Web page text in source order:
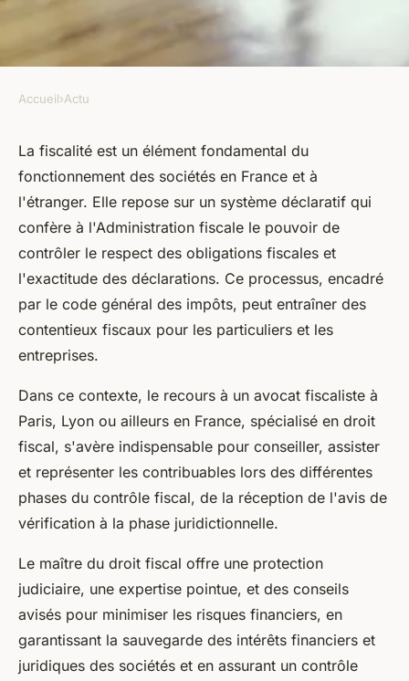
Avocat fiscaliste : rôle et
importance
armand• 8 mars 2024•8 min de lecture
Accueil›Actu
La fiscalité est un élément fondamental du
fonctionnement des sociétés en France et à
l'étranger. Elle repose sur un système déclaratif qui
confère à l'Administration fiscale le pouvoir de
contrôler le respect des obligations fiscales et
l'exactitude des déclarations. Ce processus, encadré
par le code général des impôts, peut entraîner des
contentieux fiscaux pour les particuliers et les
entreprises.
Dans ce contexte, le recours à un avocat fiscaliste à
Paris, Lyon ou ailleurs en France, spécialisé en droit
fiscal, s'avère indispensable pour conseiller, assister
et représenter les contribuables lors des différentes
phases du contrôle fiscal, de la réception de l'avis de
vérification à la phase juridictionnelle.
Le maître du droit fiscal offre une protection
judiciaire, une expertise pointue, et des conseils
avisés pour minimiser les risques financiers, en
garantissant la sauvegarde des intérêts financiers et
juridiques des sociétés et en assurant un contrôle